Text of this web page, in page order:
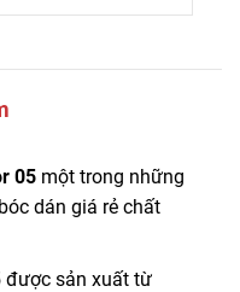
05 một trong những
dán giá rẻ chất
được sản xuất từ